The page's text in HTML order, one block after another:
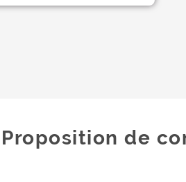
Proposition de